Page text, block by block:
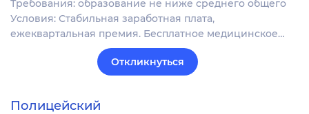
Требования: образование не ниже среднего общего
Условия: Стабильная заработная плата,
ежеквартальная премия. Бесплатное медицинское…
Откликнуться
Полицейский